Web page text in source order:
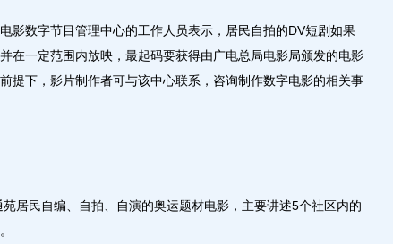
数字节目管理中心的工作人员表示，居民自拍的DV短剧如果
在一定范围内放映，最起码要获得由广电总局电影局颁发的电影
提下，影片制作者可与该中心联系，咨询制作数字电影的相关事
民自编、自拍、自演的奥运题材电影，主要讲述5个社区内的